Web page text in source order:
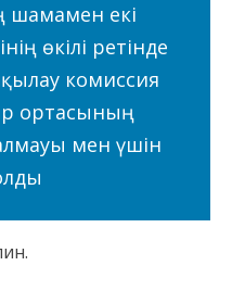
шамамен екі
өкілі ретінде
комиссия
ортасының
мен үшін